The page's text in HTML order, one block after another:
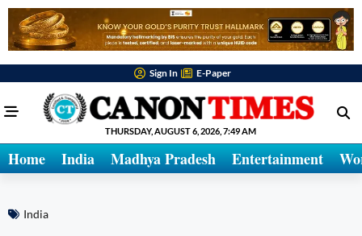
Sign In E-Paper
THURSDAY, AUGUST 6, 2026, 7:49 AM
Home India Madhya Pradesh Entertainment
India